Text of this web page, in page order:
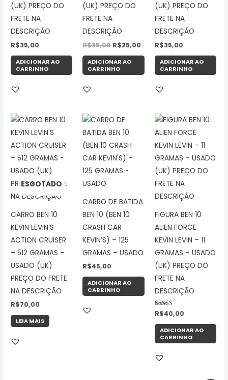
(UK) PREÇO DO
FRETE NA
DESCRIÇÃO
R$35,00
ADICIONAR AO
CARRINHO
(UK) PREÇO DO
FRETE NA
DESCRIÇÃO
R$35,00 R$25,00
ADICIONAR AO
CARRINHO
(UK) PREÇO DO
FRETE NA
DESCRIÇÃO
R$35,00
ADICIONAR AO
CARRINHO
ESGOTADO
CARRO BEN 10
KEVIN LEVIN’S
ACTION CRUISER
– 512 GRAMAS –
USADO (UK)
PREÇO DO FRETE
NA DESCRIÇÃO
R$70,00
LEIA MAIS
CARRO DE BATIDA
BEN 10 (BEN 10
CRASH CAR
KEVIN’S) – 125
GRAMAS – USADO
R$45,00
ADICIONAR AO
CARRINHO
FIGURA BEN 10
ALIEN FORCE
KEVIN LEVIN – 11
GRAMAS – USADO
(UK) PREÇO DO
FRETE NA
DESCRIÇÃO
Avaliação
5.00
de 5
R$40,00
ADICIONAR AO
CARRINHO